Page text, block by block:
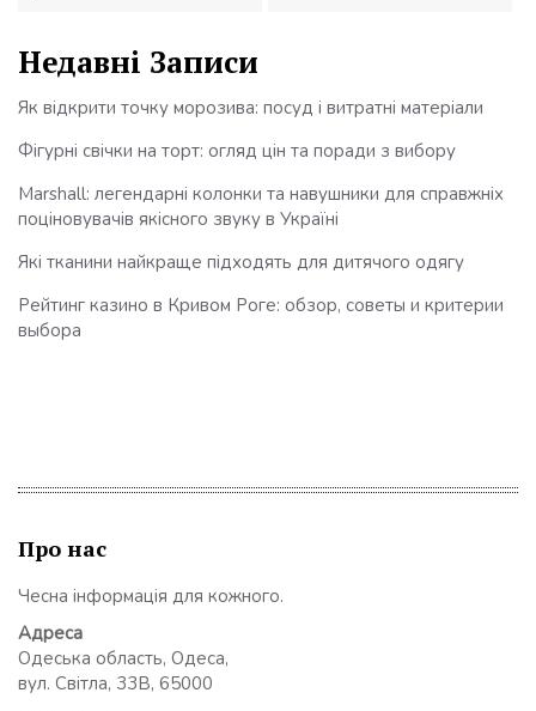
Недавні Записи
Як відкрити точку морозива: посуд і витратні матеріали
Фігурні свічки на торт: огляд цін та поради з вибору
Marshall: легендарні колонки та навушники для справжніх
поціновувачів якісного звуку в Україні
Які тканини найкраще підходять для дитячого одягу
Рейтинг казино в Кривом Роге: обзор, советы и критерии
выбора
Про нас
Чесна інформація для кожного.
Адреса
Одеська область, Одеса,
вул. Світла, 33В, 65000